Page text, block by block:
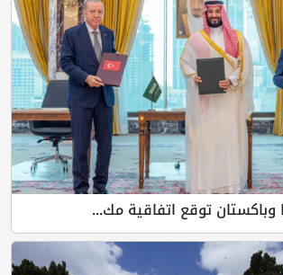
وباكستان توقع اتفاقية مك...